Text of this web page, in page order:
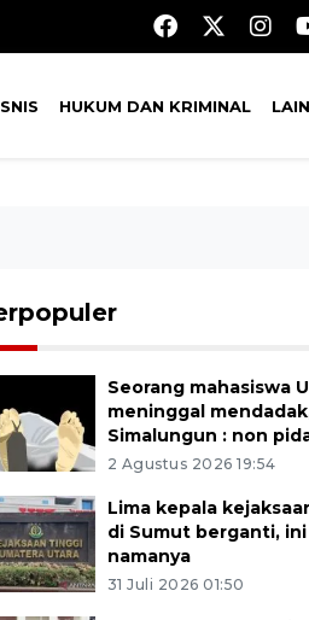
HUKUM DAN KRIMINAL
Seorang mahasiswa
meninggal
Simalungun : non
2 Agustus 2026 19:54
Lima kepala
di Sumut berganti, ini
namanya
31 Juli 2026 01:50